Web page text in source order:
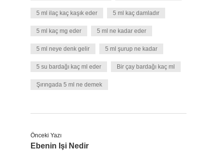
5 ml ilaç kaç kaşık eder 5 ml kaç damladır
5 ml kaç mg eder 5 ml ne kadar eder
5 ml neye denk gelir 5 ml şurup ne kadar
5 su bardağı kaç ml eder Bir çay bardağı kaç ml
Şırıngada 5 ml ne demek
Önceki Yazı
Ebenin Işi Nedir